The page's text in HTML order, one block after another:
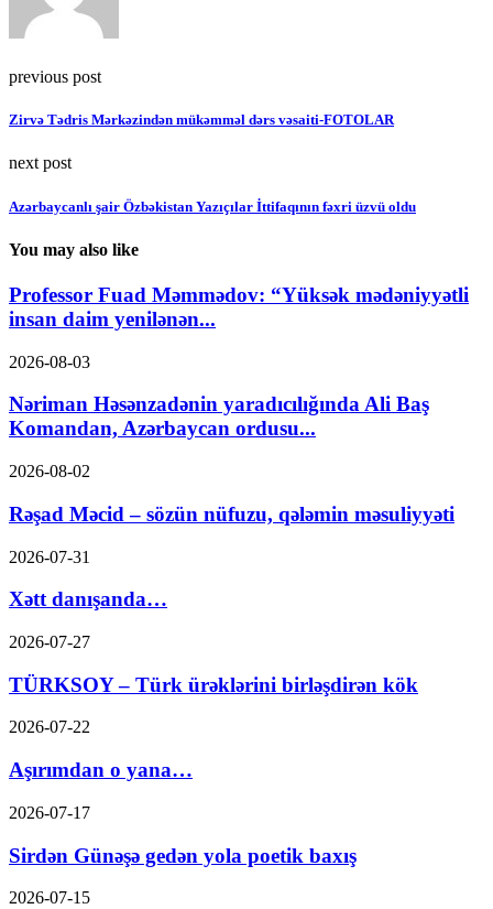
previous post
Zirvə Tədris Mərkəzindən mükəmməl dərs vəsaiti-FOTOLAR
next post
Azərbaycanlı şair Özbəkistan Yazıçılar İttifaqının fəxri üzvü oldu
You may also like
Professor Fuad Məmmədov: “Yüksək mədəniyyətli
insan daim yenilənən...
2026-08-03
Nəriman Həsənzadənin yaradıcılığında Ali Baş
Komandan, Azərbaycan ordusu...
2026-08-02
Rəşad Məcid – sözün nüfuzu, qələmin məsuliyyəti
2026-07-31
Xətt danışanda…
2026-07-27
TÜRKSOY – Türk ürəklərini birləşdirən kök
2026-07-22
Aşırımdan o yana…
2026-07-17
Sirdən Günəşə gedən yola poetik baxış
2026-07-15